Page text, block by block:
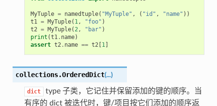
MyTuple = namedtuple( "MyTuple" , ( "id" , "name" ))
t1 = MyTuple( 1, "foo" )
t2 = MyTuple(2, "bar" )
print (t1. name)
assert t2. name == t2[ 1]
collections.OrderedDict(...)
dict
type 子类，它记住并保留添加的键的顺序。当
有序的 dict 被迭代时，键/项目按它们添加的顺序返